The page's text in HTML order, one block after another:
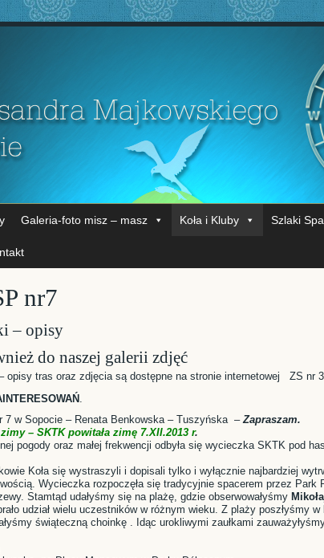
Galeria-foto misz – masz Koła i Kluby Szlaki
nr7
– opisy
do naszej galerii zdjęć
opisy tras oraz zdjęcia są dostępne na stronie internetowej ZS nr
7 w Sopocie – Renata Benkowska – Tuszyńska – Zapraszam.
– SKTK powitała zimę 7.XII.2013 r.
pogody oraz małej frekwencji odbyła się wycieczka SKTK pod
Koła się wystraszyli i dopisali tylko i wyłącznie najbardziej
Wycieczka rozpoczęła się tradycyjnie spacerem przez Park
Stamtąd udałyśmy się na plażę, gdzie obserwowałyśmy
udział wielu uczestników w różnym wieku. Z plaży poszłyśmy
świąteczną choinkę . Idąc urokliwymi zaułkami